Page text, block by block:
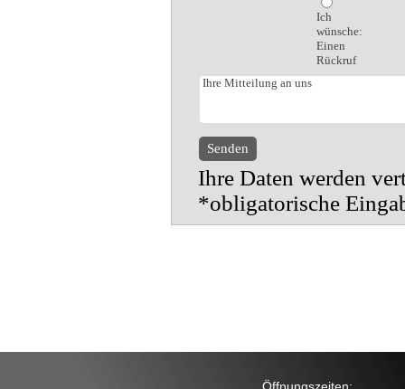
Ich
wünsche:
Einen
Rückruf
Ihre Daten werden
*obligatorische